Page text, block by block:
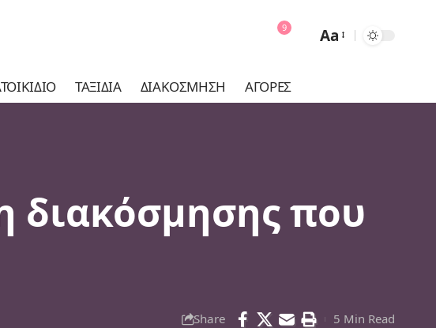
9
Font
Aa
ΤΑΞΊΔΙΑ ΔΙΑΚΌΣΜΗΣΗ ΑΓΟΡΈΣ
διακόσμησης που
Share 5 Min Read